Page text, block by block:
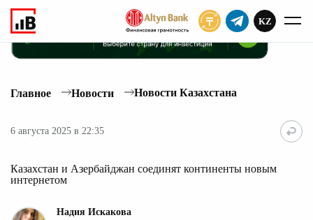
KZ
Главное Новости Новости Казахстана
6 августа 2025 в 22:35
Казахстан и Азербайджан соединят континенты новым
интернетом
Надия Искакова